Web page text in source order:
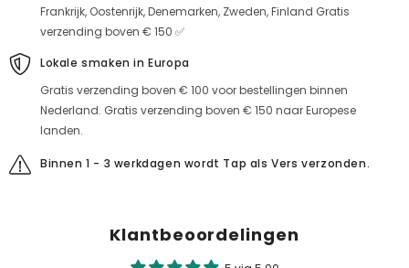
Frankrijk, Oostenrijk, Denemarken, Zweden, Finland Gratis
verzending boven € 150 ✅
Lokale smaken in Europa
Gratis verzending boven € 100 voor bestellingen binnen
Nederland. Gratis verzending boven € 150 naar Europese
landen.
Binnen 1 - 3 werkdagen wordt Tap als Vers verzonden.
Klantbeoordelingen